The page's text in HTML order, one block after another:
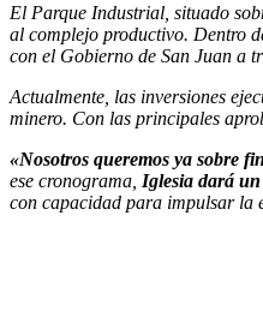
El Parque Industrial, situado
al complejo productivo. Dentro
con el Gobierno de San Juan a
Actualmente, las inversiones
minero. Con las principales
«Nosotros queremos ya sobre
ese cronograma, Iglesia dará
con capacidad para impulsar la